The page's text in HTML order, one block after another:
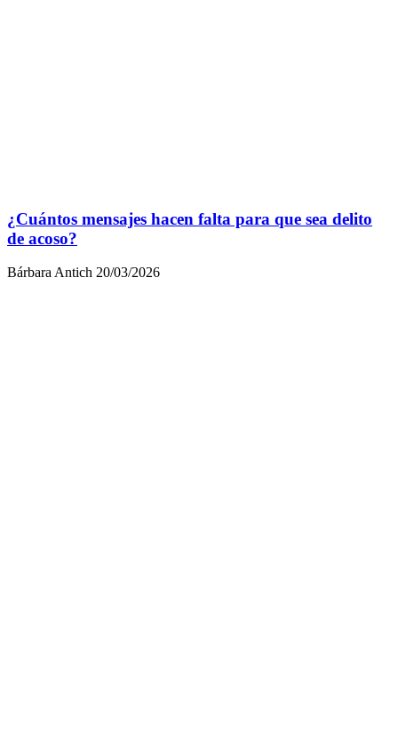
¿Cuántos mensajes hacen falta para que sea delito
de acoso?
Bárbara Antich 20/03/2026